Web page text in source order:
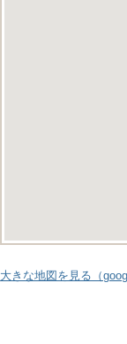
大きな地図を見る（